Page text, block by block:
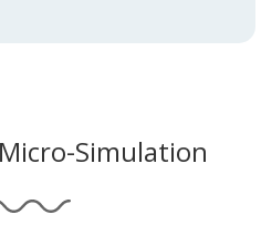
Simulation